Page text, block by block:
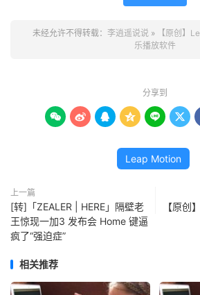
未经允许不得转载： 李逍遥说说»
【原创】
乐播放软件
分享到
     
Leap Motion
上一篇
[转]「ZEALER | HERE」隔壁老
王惊现一加3 发布会 Home 键逼
疯了“强迫症”
【原创
相关推荐